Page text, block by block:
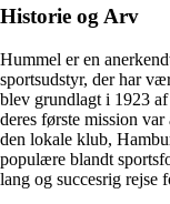
Historie og Arv
Hummel er en
sportsudstyr, der har
blev grundlagt i 1923
deres første mission
den lokale klub,
populære blandt
lang og succesrig rejse